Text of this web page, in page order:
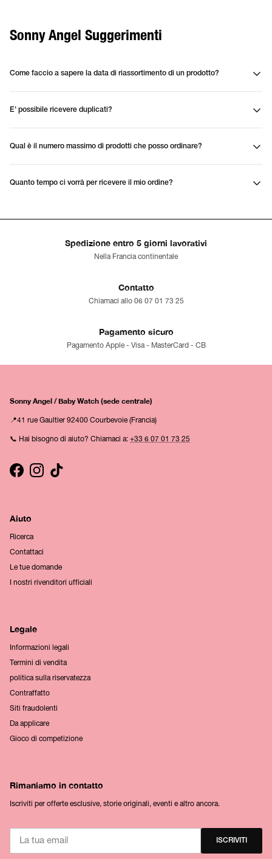
Sonny Angel Suggerimenti
Come faccio a sapere la data di riassortimento di un prodotto?
E' possibile ricevere duplicati?
Qual è il numero massimo di prodotti che posso ordinare?
Quanto tempo ci vorrà per ricevere il mio ordine?
Spedizione entro 5 giorni lavorativi
Nella Francia continentale
Contatto
Chiamaci allo 06 07 01 73 25
Pagamento sicuro
Pagamento Apple - Visa - MasterCard - CB
Sonny Angel / Baby Watch (sede centrale)
📍41 rue Gaultier 92400 Courbevoie (Francia)
📞 Hai bisogno di aiuto? Chiamaci a: +33 6 07 01 73 25
Facebook
Instagram
TikTok
Aiuto
Ricerca
Contattaci
Le tue domande
I nostri rivenditori ufficiali
Legale
Informazioni legali
Termini di vendita
politica sulla riservatezza
Contraffatto
Siti fraudolenti
Da applicare
Gioco di competizione
Rimaniamo in contatto
Iscriviti per offerte esclusive, storie originali, eventi e altro ancora.
ISCRIVITI